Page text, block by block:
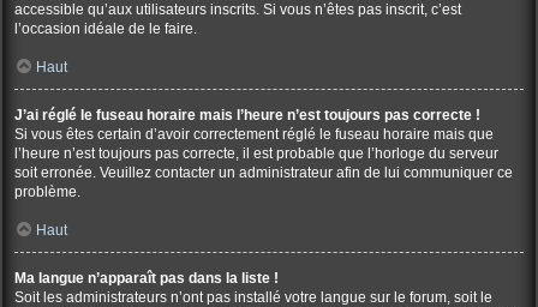
accessible qu’aux utilisateurs inscrits. Si vous n’êtes pas inscrit, c’est
l’occasion idéale de le faire.
Haut
J’ai réglé le fuseau horaire mais l’heure n’est toujours pas correcte !
Si vous êtes certain d’avoir correctement réglé le fuseau horaire mais que
l’heure n’est toujours pas correcte, il est probable que l’horloge du serveur
soit erronée. Veuillez contacter un administrateur afin de lui communiquer ce
problème.
Haut
Ma langue n’apparaît pas dans la liste !
Soit les administrateurs n’ont pas installé votre langue sur le forum, soit le